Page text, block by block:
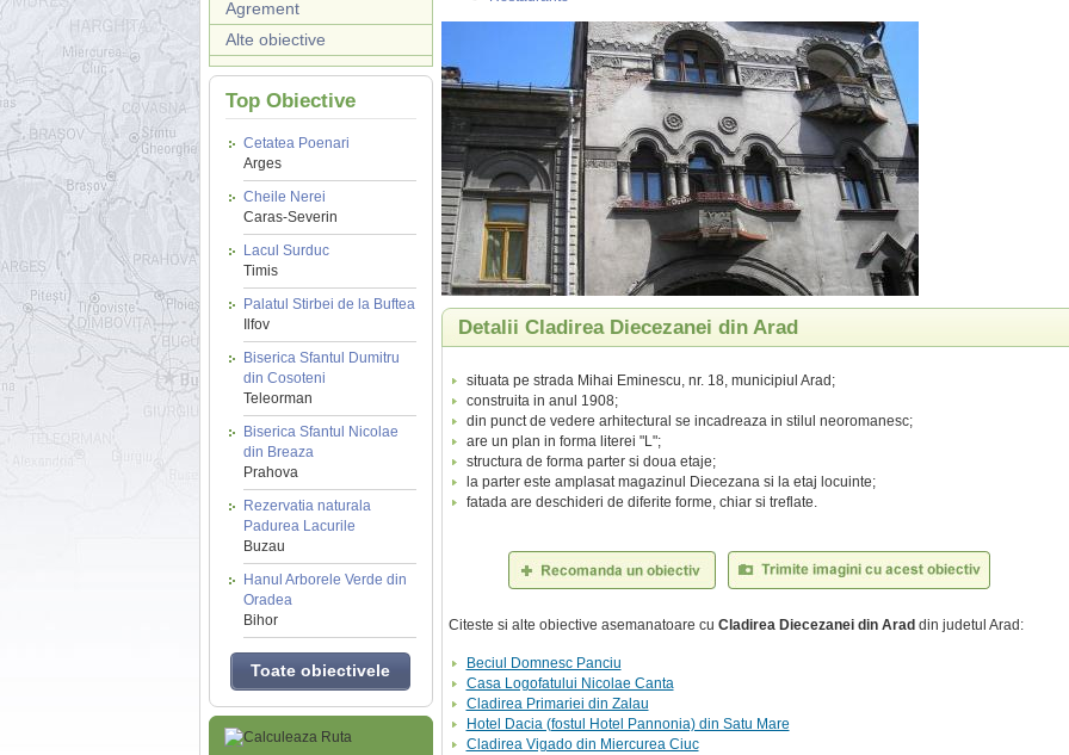
Agrement
Alte obiective
Top Obiective
Cetatea Poenari
Arges
Cheile Nerei
Caras-Severin
Lacul Surduc
Timis
Palatul Stirbei de la Buftea
Ilfov
Biserica Sfantul Dumitru
din Cosoteni
Teleorman
Biserica Sfantul Nicolae
din Breaza
Prahova
Rezervatia naturala
Padurea Lacurile
Buzau
Hanul Arborele Verde din
Oradea
Bihor
Toate obiectivele
Detalii Cladirea Diecezanei din Arad
situata pe strada Mihai Eminescu, nr. 18, municipiul Arad;
construita in anul 1908;
din punct de vedere arhitectural se incadreaza in stilul neoromanesc;
are un plan in forma literei "L";
structura de forma parter si doua etaje;
la parter este amplasat magazinul Diecezana si la etaj locuinte;
fatada are deschideri de diferite forme, chiar si treflate.
Citeste si alte obiective asemanatoare cu Cladirea Diecezanei din Arad din judetul Arad:
Beciul Domnesc Panciu
Casa Logofatului Nicolae Canta
Cladirea Primariei din Zalau
Hotel Dacia (fostul Hotel Pannonia) din Satu Mare
Cladirea Vigado din Miercurea Ciuc